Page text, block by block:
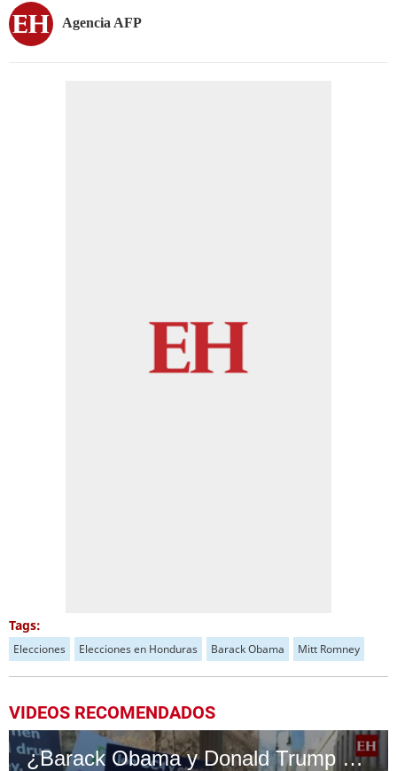
Agencia AFP
Tags:
Elecciones Elecciones en Honduras Barack Obama Mitt Romney
VIDEOS RECOMENDADOS
¿Barack Obama y Donald Trump sabían de las actividades de JOH?